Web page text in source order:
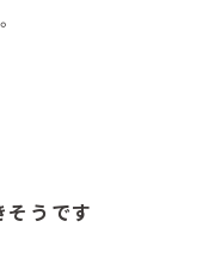
そうです